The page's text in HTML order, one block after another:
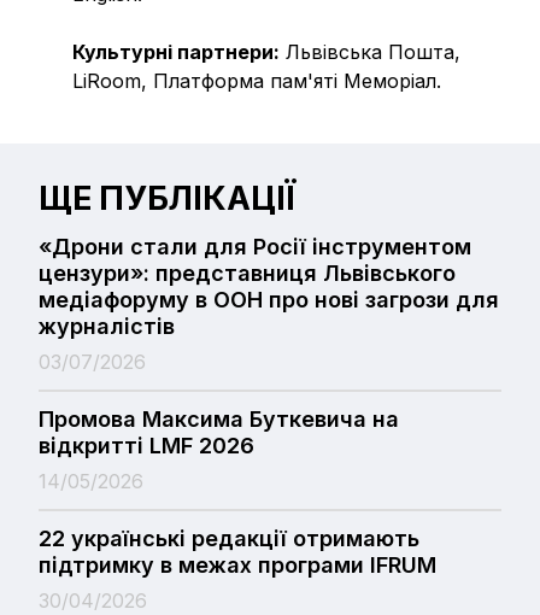
Культурні партнери: Львівська Пошта,
LiRoom, Платформа пам'яті Меморіал.
ЩЕ ПУБЛІКАЦІЇ
«Дрони стали для Росії інструментом
цензури»: представниця Львівського
медіафоруму в ООН про нові загрози для
журналістів
03/07/2026
Промова Максима Буткевича на
відкритті LMF 2026
14/05/2026
22 українські редакції отримають
підтримку в межах програми IFRUM
30/04/2026